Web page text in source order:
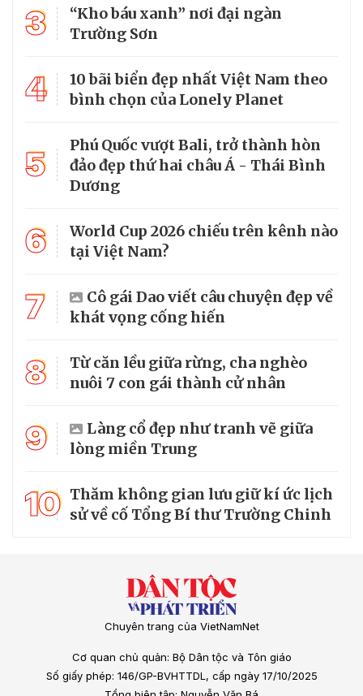
3
“Kho báu xanh” nơi đại ngàn
Trường Sơn
4
10 bãi biển đẹp nhất Việt Nam theo
bình chọn của Lonely Planet
5
Phú Quốc vượt Bali, trở thành hòn
đảo đẹp thứ hai châu Á - Thái Bình
Dương
6
World Cup 2026 chiếu trên kênh nào
tại Việt Nam?
7
Cô gái Dao viết câu chuyện đẹp về
khát vọng cống hiến
8
Từ căn lều giữa rừng, cha nghèo
nuôi 7 con gái thành cử nhân
9
Làng cổ đẹp như tranh vẽ giữa
lòng miền Trung
10 Thăm không gian lưu giữ kí ức lịch
sử về cố Tổng Bí thư Trường Chinh
Chuyên trang của VietNamNet
Cơ quan chủ quản: Bộ Dân tộc và Tôn giáo
Số giấy phép: 146/GP-BVHTTDL, cấp ngày 17/10/2025